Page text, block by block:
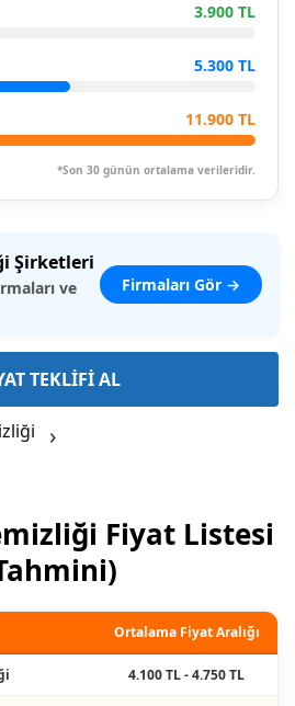
3.900 TL
5.300 TL
11.900 TL
*Son 30 günün ortalama verileridir.
Şirketleri
ve
Firmaları Gör →
TEKLİFİ AL
Fiyat Listesi
Ortalama Fiyat Aralığı
4.100 TL - 4.750 TL